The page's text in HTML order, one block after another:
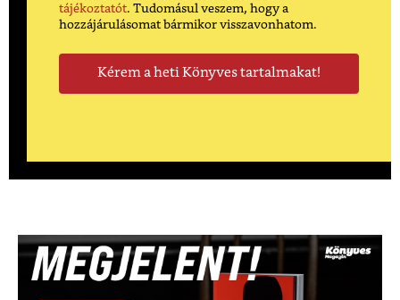
tájékoztatót. Tudomásul veszem, hogy a
hozzájárulásomat bármikor visszavonhatom.